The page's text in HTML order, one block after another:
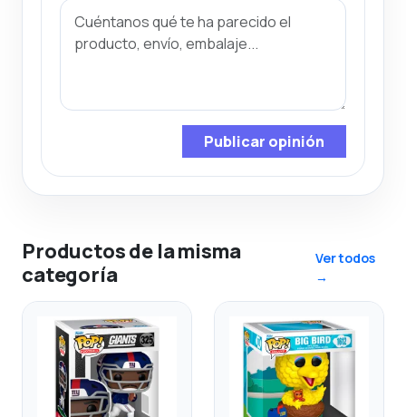
Publicar opinión
Productos de la misma
categoría
Ver todos
→